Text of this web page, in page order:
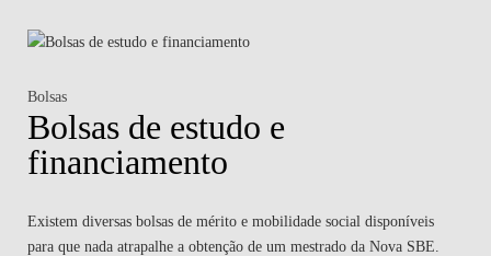
Bolsas
Bolsas de estudo e
financiamento
Existem diversas bolsas de mérito e mobilidade social disponíveis
para que nada atrapalhe a obtenção de um mestrado da Nova SBE.